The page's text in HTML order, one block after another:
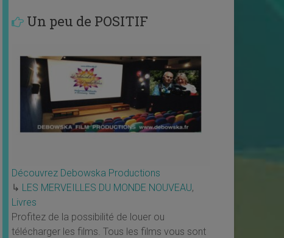
Un peu de POSITIF
Découvrez Debowska Productions
↳ LES MERVEILLES DU MONDE NOUVEAU,
Livres
Profitez de la possibilité de louer ou
télécharger les films. Tous les films vous sont